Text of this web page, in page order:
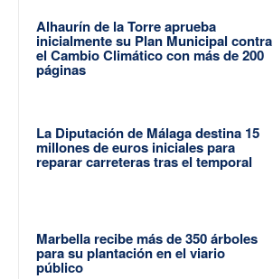
Alhaurín de la Torre aprueba
inicialmente su Plan Municipal contra
el Cambio Climático con más de 200
páginas
La Diputación de Málaga destina 15
millones de euros iniciales para
reparar carreteras tras el temporal
Marbella recibe más de 350 árboles
para su plantación en el viario
público